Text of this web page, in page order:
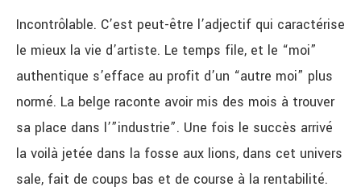
Incontrôlable. C’est peut-être l’adjectif qui caractérise
le mieux la vie d’artiste. Le temps file, et le “moi”
authentique s’efface au profit d’un “autre moi” plus
normé. La belge raconte avoir mis des mois à trouver
sa place dans l’”industrie”. Une fois le succès arrivé
la voilà jetée dans la fosse aux lions, dans cet univers
sale, fait de coups bas et de course à la rentabilité.